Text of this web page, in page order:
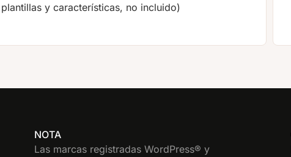
y características, no incluido)
NOTA
Las marcas registradas WordPress® y